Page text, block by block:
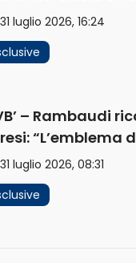
più. E’ ora
lui non ascolta.
Ho
31 luglio 2026, 16:24
– Rambaudi
“L’emblema
moderno
è il Milan” (AUDIO)
31 luglio 2026, 08:31